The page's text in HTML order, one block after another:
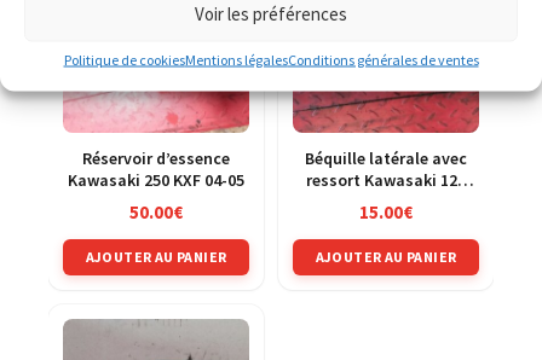
Voir les préférences
Politique de cookiesMentions légalesConditions générales de ventes
Réservoir d’essence
Kawasaki 250 KXF 04-05
50.00€
AJOUTER AU PANIER
Béquille latérale avec
ressort Kawasaki 125
KMX 86-02
15.00€
AJOUTER AU PANIER